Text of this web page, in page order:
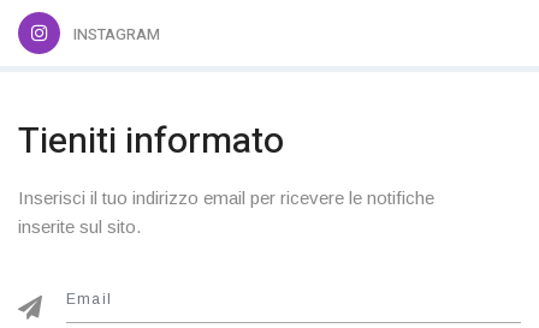
INSTAGRAM
Tieniti informato
Inserisci il tuo indirizzo email per ricevere le notifiche
inserite sul sito.